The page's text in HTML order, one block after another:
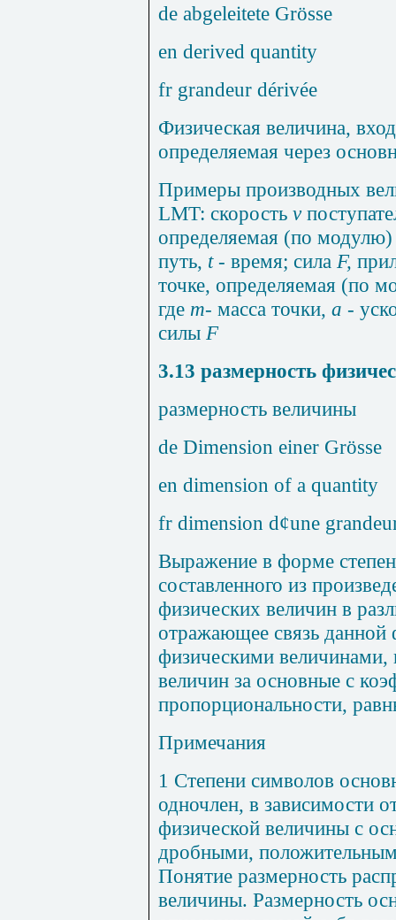
de abgeleitete Grösse
en derived quantity
fr grandeur dérivée
Физическая величина,
определяемая через
Примеры производных
LMT: скорость v
определяемая (по
путь, t- время; сила F,
точке, определяемая (по
где т- масса точки, а -
силы F
3.13 размерность
размерность величины
de Dimension einer Grösse
en dimension of a quantity
fr dimension d¢une
Выражение в форме
составленного из
физических величин в
отражающее связь данной
физическими
величин за основные с
пропорциональности,
Примечания
1 Степени символов
одночлен, в зависимости
физической величины с
дробными,
Понятие размерность
величины. Размерность